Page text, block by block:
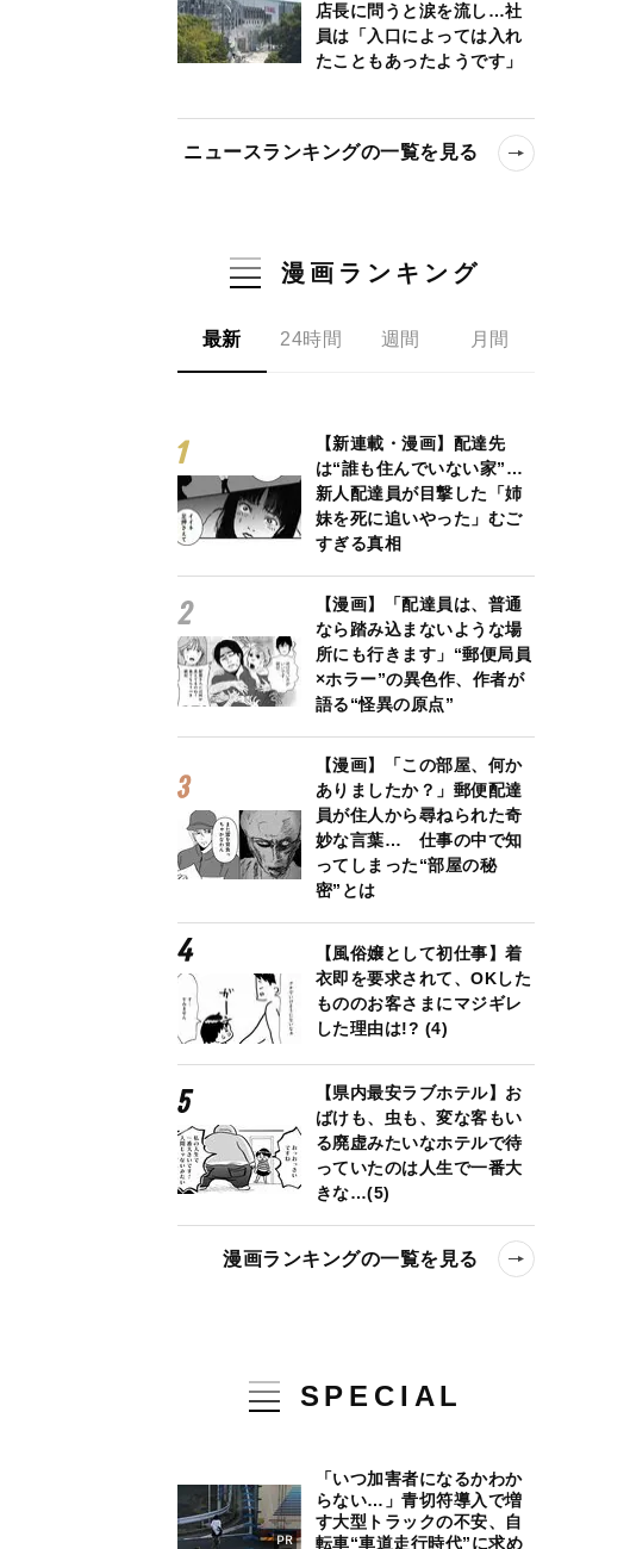
店長に問うと涙を流し…社
員は「入口によっては入れ
たこともあったようです」
ニュースランキングの一覧を見る
漫画ランキング
最新 24時間 週間 月間
【新連載・漫画】配達先
は“誰も住んでいない家”…
新人配達員が目撃した「姉
妹を死に追いやった」むご
すぎる真相
【漫画】「配達員は、普通
なら踏み込まないような場
所にも行きます」“郵便局員
×ホラー”の異色作、作者が
語る“怪異の原点”
【漫画】「この部屋、何か
ありましたか？」郵便配達
員が住人から尋ねられた奇
妙な言葉… 仕事の中で知
ってしまった“部屋の秘
密”とは
【風俗嬢として初仕事】着
衣即を要求されて、OKした
もののお客さまにマジギレ
した理由は!? (4)
【県内最安ラブホテル】お
ばけも、虫も、変な客もい
る廃虚みたいなホテルで待
っていたのは人生で一番大
きな…(5)
漫画ランキングの一覧を見る
SPECIAL
「いつ加害者になるかわか
らない…」青切符導入で増
す大型トラックの不安、自
転車“車道走行時代”に求め